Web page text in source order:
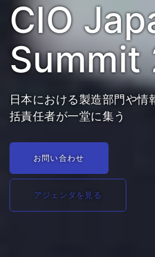
CIO
Summit
日本における製造部門や情
括責任者が一堂に集う
お問い合わせ
アジェンダを見る